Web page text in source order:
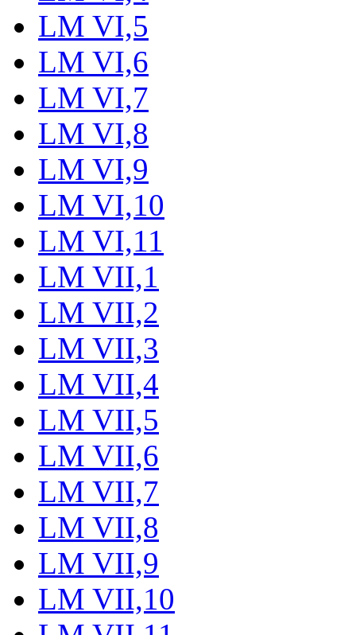
LM VI,5
LM VI,6
LM VI,7
LM VI,8
LM VI,9
LM VI,10
LM VI,11
LM VII,1
LM VII,2
LM VII,3
LM VII,4
LM VII,5
LM VII,6
LM VII,7
LM VII,8
LM VII,9
LM VII,10